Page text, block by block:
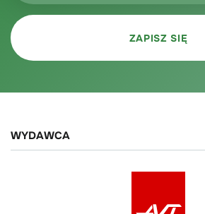
WYDAWCA